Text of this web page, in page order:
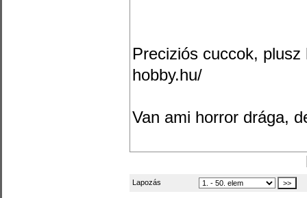
Preciziós cuccok,
hobby.hu/
Van ami horror drága,
Lapozás